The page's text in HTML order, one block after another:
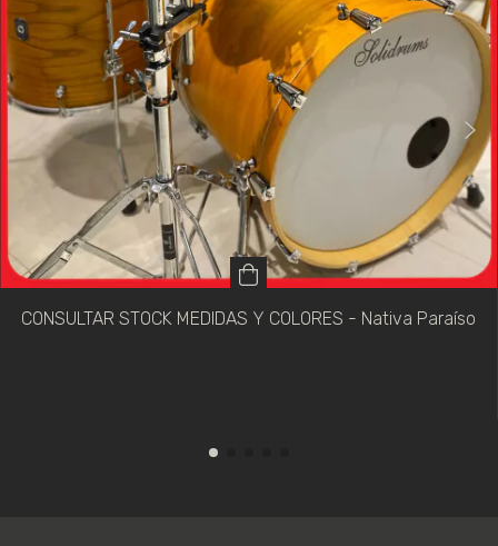
CONSULTAR STOCK MEDIDAS Y COLORES - Nativa Paraíso